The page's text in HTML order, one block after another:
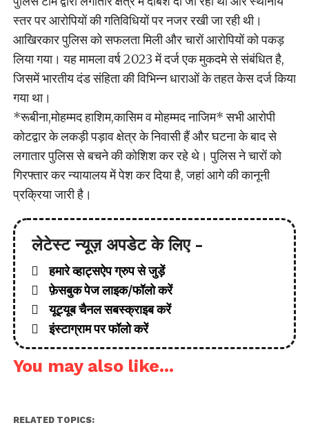
स्तर पर आरोपियों की गतिविधियों पर नजर रखी जा रही थी।
आखिरकार पुलिस को सफलता मिली और चारों आरोपियों को पकड़
लिया गया। यह मामला वर्ष 2023 में दर्ज एक मुकदमे से संबंधित है,
जिसमें भारतीय दंड संहिता की विभिन्न धाराओं के तहत केस दर्ज किया
गया था।
*रूबीना,मोहम्मद हाशिम,कासिम व मोहम्मद नाजिम* सभी आरोपी
कोटद्वार के लकड़ी पड़ाव क्षेत्र के निवासी हैं और घटना के बाद से
लगातार पुलिस से बचने की कोशिश कर रहे थे। पुलिस ने चारों को
गिरफ्तार कर न्यायालय में पेश कर दिया है, जहां आगे की कानूनी
प्रक्रिया जारी है।
लेटेस्ट न्यूज़ अपडेट के लिए -
हमारे व्हाट्सऐप ग्रुप से जुड़ें
फ़ेसबुक पेज लाइक/फॉलो करें
यूट्यूब चैनल सबस्क्राइब करें
इंस्टाग्राम पर फॉलो करें
You may also like...
RELATED TOPICS: